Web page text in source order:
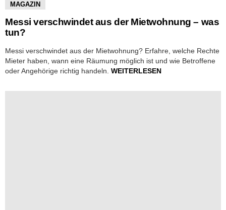
MAGAZIN
Messi verschwindet aus der Mietwohnung – was
tun?
Messi verschwindet aus der Mietwohnung? Erfahre, welche Rechte
Mieter haben, wann eine Räumung möglich ist und wie Betroffene
oder Angehörige richtig handeln. WEITERLESEN